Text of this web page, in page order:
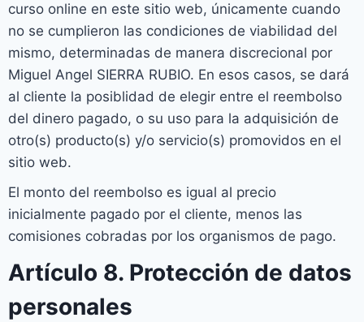
curso online en este sitio web, únicamente cuando
no se cumplieron las condiciones de viabilidad del
mismo, determinadas de manera discrecional por
Miguel Angel SIERRA RUBIO. En esos casos, se dará
al cliente la posiblidad de elegir entre el reembolso
del dinero pagado, o su uso para la adquisición de
otro(s) producto(s) y/o servicio(s) promovidos en el
sitio web.
El monto del reembolso es igual al precio
inicialmente pagado por el cliente, menos las
comisiones cobradas por los organismos de pago.
Artículo 8. Protección de datos
personales